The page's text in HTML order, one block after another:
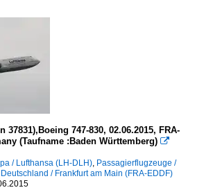
37831),Boeing 747-830, 02.06.2015, FRA-
(Taufname :Baden Württemberg) 
/ Lufthansa (LH-DLH), Passagierflugzeuge /
/ Frankfurt am Main (FRA-EDDF)